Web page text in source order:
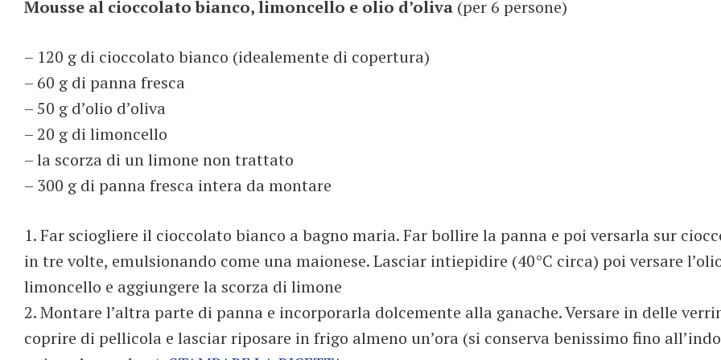
Mousse al cioccolato bianco, limoncello e olio d’oliva (per 6 persone)
– 120 g di cioccolato bianco (idealemente di copertura)
– 60 g di panna fresca
– 50 g d’olio d’oliva
– 20 g di limoncello
– la scorza di un limone non trattato
– 300 g di panna fresca intera da montare
1. Far sciogliere il cioccolato bianco a bagno maria. Far bollire la panna e poi versarla sur
in tre volte, emulsionando come una maionese. Lasciar intiepidire (40°C circa) poi versare
limoncello e aggiungere la scorza di limone
2. Montare l’altra parte di panna e incorporarla dolcemente alla ganache. Versare in delle
coprire di pellicola e lasciar riposare in frigo almeno un’ora (si conserva benissimo fino